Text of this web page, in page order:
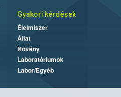
Gyakori kérdések
Élelmiszer
Állat
Növény
Laboratóriumok
Labor/Egyéb